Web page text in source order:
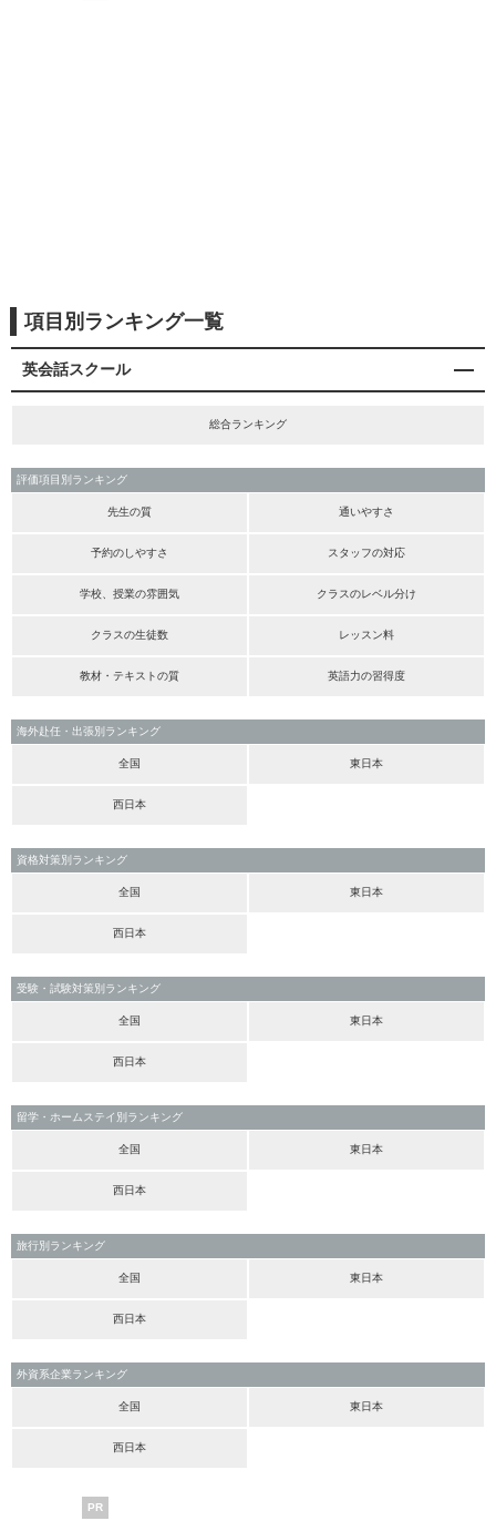
項目別ランキング一覧
英会話スクール
総合ランキング
評価項目別ランキング
先生の質 通いやすさ
予約のしやすさ スタッフの対応
学校、授業の雰囲気 クラスのレベル分け
クラスの生徒数 レッスン料
教材・テキストの質 英語力の習得度
海外赴任・出張別ランキング
全国 東日本
西日本
資格対策別ランキング
全国 東日本
西日本
受験・試験対策別ランキング
全国 東日本
西日本
留学・ホームステイ別ランキング
全国 東日本
西日本
旅行別ランキング
全国 東日本
西日本
外資系企業ランキング
全国 東日本
西日本
PR